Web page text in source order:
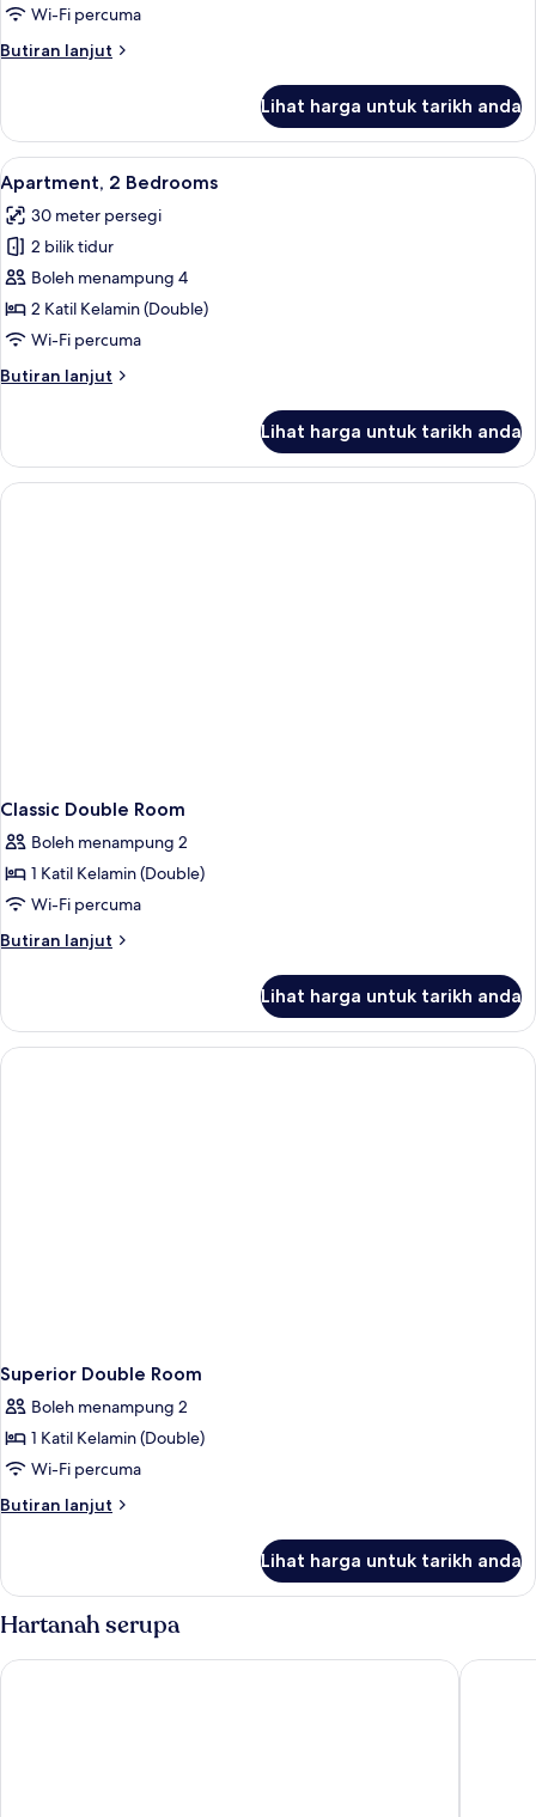
Bedroom
Wi-Fi percuma
Butiran lanjut
Butiran
1
Bedroom
Lihat harga untuk tarikh anda
Lihat
semua
foto
untuk
Apartment,
2
Bedrooms
Peralatan tempat tidur
6
Apartment, 2 Bedrooms
30 meter persegi
2 bilik tidur
Boleh menampung 4
2 Katil Kelamin (Double)
Wi-Fi percuma
Butiran lanjut
Butiran
2
Bedrooms
Lihat harga untuk tarikh anda
Classic Double Room
Boleh menampung 2
1 Katil Kelamin (Double)
Wi-Fi percuma
Butiran lanjut
Butiran
Double
Room
Lihat harga untuk tarikh anda
Superior Double Room
Boleh menampung 2
1 Katil Kelamin (Double)
Wi-Fi percuma
Butiran lanjut
Butiran
Double
Room
Lihat harga untuk tarikh anda
Hartanah serupa
Holiday Inn Leamington Spa - Warwick by IHG Holiday